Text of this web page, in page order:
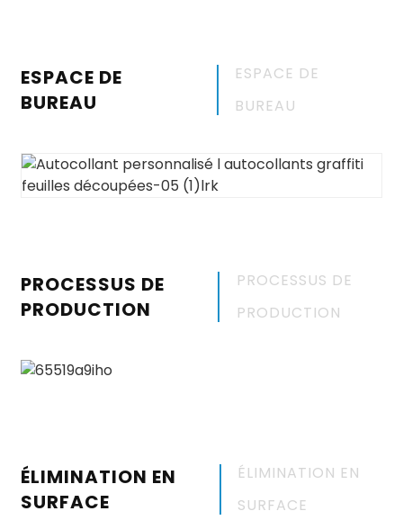
ESPACE DE
BUREAU
ESPACE DE
BUREAU
PROCESSUS DE
PRODUCTION
PROCESSUS DE
PRODUCTION
ÉLIMINATION EN
SURFACE
ÉLIMINATION EN
SURFACE